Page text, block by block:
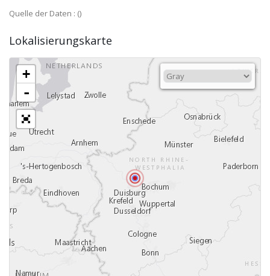
Quelle der Daten : ()
Lokalisierungskarte
+
-